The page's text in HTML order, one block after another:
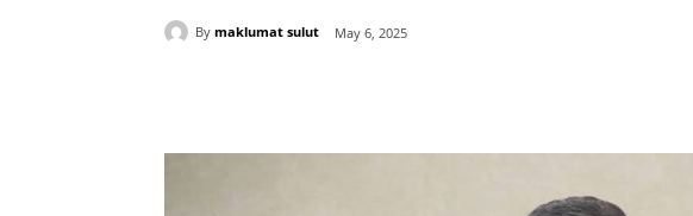
By maklumat sulut May 6, 2025